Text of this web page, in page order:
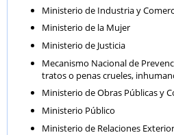
Ministerio de Industria y
Ministerio de la Mujer
Ministerio de Justicia
Mecanismo Nacional de
tratos o penas crueles,
Ministerio de Obras Públicas y
Ministerio Público
Ministerio de Relaciones